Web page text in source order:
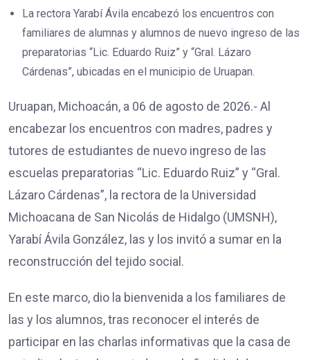
La rectora Yarabí Ávila encabezó los encuentros con
familiares de alumnas y alumnos de nuevo ingreso de las
preparatorias “Lic. Eduardo Ruiz” y “Gral. Lázaro
Cárdenas”, ubicadas en el municipio de Uruapan.
Uruapan, Michoacán, a 06 de agosto de 2026.- Al
encabezar los encuentros con madres, padres y
tutores de estudiantes de nuevo ingreso de las
escuelas preparatorias “Lic. Eduardo Ruiz” y “Gral.
Lázaro Cárdenas”, la rectora de la Universidad
Michoacana de San Nicolás de Hidalgo (UMSNH),
Yarabí Ávila González, las y los invitó a sumar en la
reconstrucción del tejido social.
En este marco, dio la bienvenida a los familiares de
las y los alumnos, tras reconocer el interés de
participar en las charlas informativas que la casa de